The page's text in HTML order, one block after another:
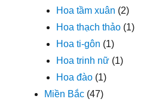
Hoa tầm xuân (2)
Hoa thạch thảo (1)
Hoa ti-gôn (1)
Hoa trinh nữ (1)
Hoa đào (1)
Miền Bắc (47)